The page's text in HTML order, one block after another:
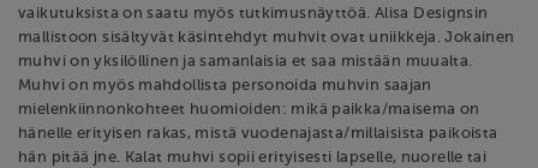
vaikutuksista on saatu myös tutkimusnäyttöä. Alisa Designsin
mallistoon sisältyvät käsintehdyt muhvit ovat uniikkeja. Jokainen
muhvi on yksilöllinen ja samanlaisia et saa mistään muualta.
Muhvi on myös mahdollista personoida muhvin saajan
mielenkiinnonkohteet huomioiden: mikä paikka/maisema on
hänelle erityisen rakas, mistä vuodenajasta/millaisista paikoista
hän pitää jne. Kalat muhvi sopii erityisesti lapselle, nuorelle tai